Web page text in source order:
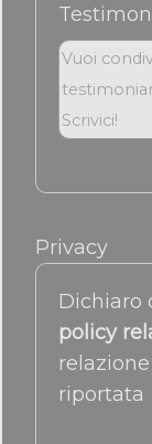
Privacy
Dichiaro
policy
riportata